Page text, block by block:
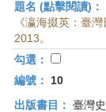
題名 (點擊閱讀)：
《瀛海掇英：臺
2013。
勾選：
編號：
10
出版書目： 臺灣